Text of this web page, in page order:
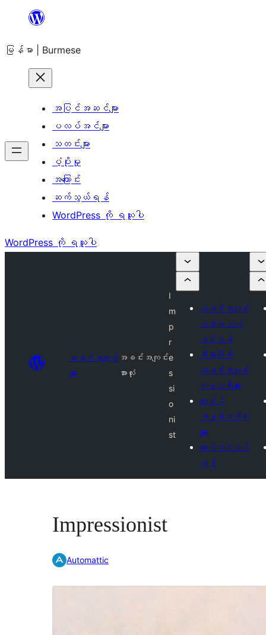
အကြောင်းအရာ
ကျော်သွား
မြန်မာ | Burmese
အပြင်အဆင်များ
ပလပ်အင်များ
သတင်းများ
ပံ့ပိုးမှု
အကြောင်း
ဆက်သွယ်ရန်
WordPress ကို ရယူပါ
WordPress ကို ရယူပါ
အခင်းအကျင်း
များ
အခင်းအကျင်း
အားလုံး
I
m
p
r
e
s
si
o
ni
st
အခင်းအကျင်း
တစ်ခု တင်
သွင်းရန်
စီးပွားဖြစ်
အခင်းအကျင်း
ကုမ္ပဏီများ
ကျွန်ုပ်
အနှစ်သက်ဆုံး
များ
လော့ဂ်အင်ဝင်
ရန်
Impressionist
Automattic